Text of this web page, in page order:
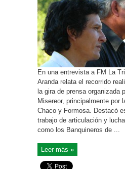
En una entrevista a FM La
Aranda relata el recorrido
la gira de prensa organizada
Misereor, principalmente por
Chaco y Formosa. Destacó
trabajo de articulación y
como los Banquineros de ...
Leer más »